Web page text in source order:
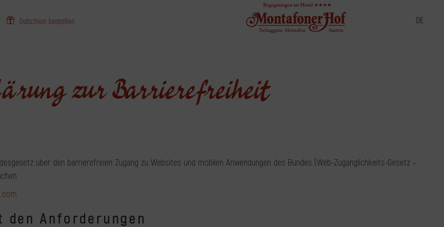
Gutschein bestellen DE
zur Barrierefreiheit
über den barrierefreien Zugang zu Websites und mobilen Anwendungen des Bundes (Web-Zugänglichkeits-Gesetz –
Anforderungen